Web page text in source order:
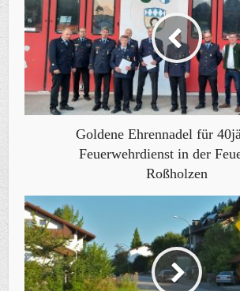
Goldene Ehrennadel für
Feuerwehrdienst in der
Roßholzen